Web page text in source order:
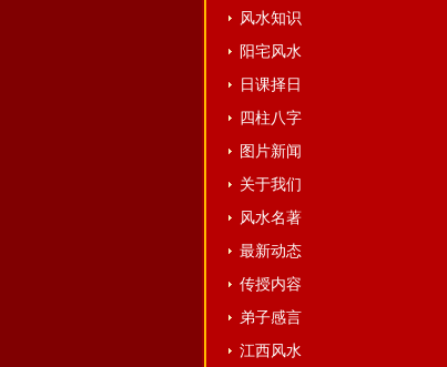
风水知识
阳宅风水
日课择日
四柱八字
图片新闻
关于我们
风水名著
最新动态
传授内容
弟子感言
江西风水